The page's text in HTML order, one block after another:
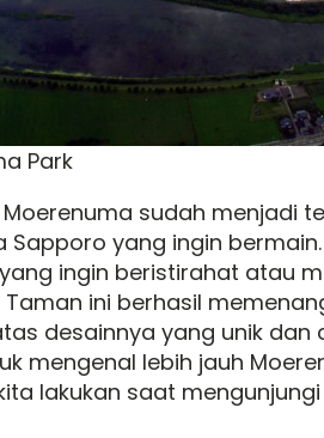
Park
sudah menjadi
Sapporo yang ingin
ingin beristirahat atau
ini berhasil
desainnya yang unik dan
mengenal lebih jauh
lakukan saat